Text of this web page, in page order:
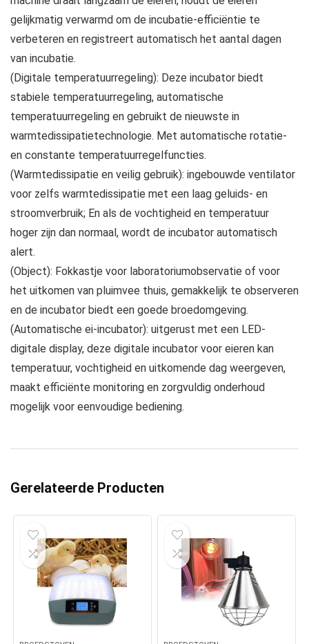
gelijkmatig verwarmd om de incubatie-efficiëntie te
verbeteren en registreert automatisch het aantal dagen
van incubatie.
(Digitale temperatuurregeling): Deze incubator biedt
stabiele temperatuurregeling, automatische
temperatuurregeling en gebruikt de nieuwste in
warmtedissipatietechnologie. Met automatische rotatie-
en constante temperatuurregelfuncties.
(Warmtedissipatie en veilig gebruik): ingebouwde ventilator
voor zelfs warmtedissipatie met een laag geluids- en
stroomverbruik; En als de vochtigheid en temperatuur
hoger zijn dan normaal, wordt de incubator automatisch
alert.
(Object): Fokkastje voor laboratoriumobservatie of voor
het uitkomen van pluimvee thuis, gemakkelijk te observeren
en de incubator biedt een goede broedomgeving.
(Automatische ei-incubator): uitgerust met een LED-
digitale display, deze digitale incubator voor eieren kan
temperatuur, vochtigheid en uitkomende dag weergeven,
maakt efficiënte monitoring en zorgvuldig onderhoud
mogelijk voor eenvoudige bediening.
Gerelateerde Producten